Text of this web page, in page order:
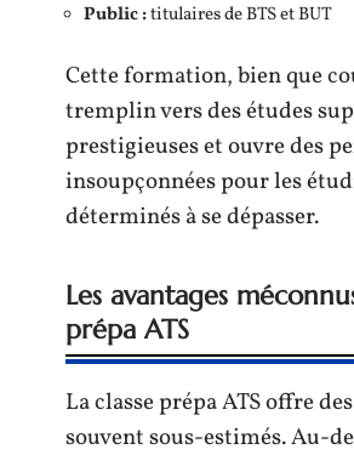
Public :titulaires de BTS et BUT
Cette formation, bien que
tremplin vers des études
prestigieuses et ouvre des
insoupçonnées pour les
déterminés à se dépasser.
Les avantages
prépa ATS
La classe prépa ATS offre
souvent sous-estimés. Au-